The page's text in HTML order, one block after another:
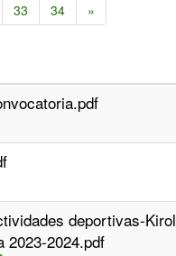
33 34 »
deportivas-Kirol
2023-2024.pdf